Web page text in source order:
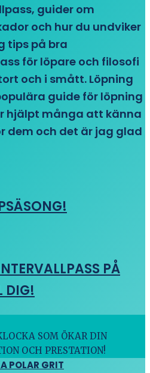
guider om
och hur du undviker
tips på bra
för löpare och filosofi
och i smått. Löpning
guide för löpning
hjälpt många att känna
dem och det är jag glad
PÅ
DIG!
SOM ÖKAR DIN
OCH PRESTATION!